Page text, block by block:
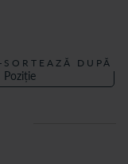
SORTEAZĂ DUPĂ